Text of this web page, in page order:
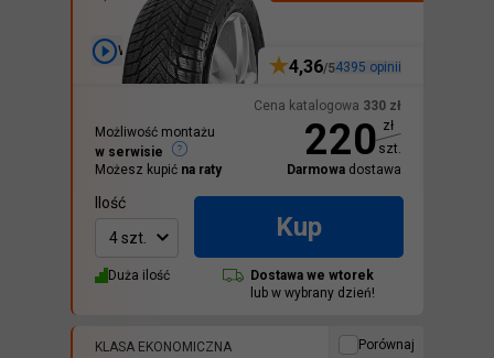
Wideo
Cena katalogowa 330 zł
220 zł
szt.
Darmowa dostawa
4,36/54395 opinii
Możliwość montażu
w serwisie
Możesz kupić na raty
Ilość
4 szt.
Kup
Duża ilość Dostawa we wtorek
lub w wybrany dzień!
Porównaj
KLASA EKONOMICZNA